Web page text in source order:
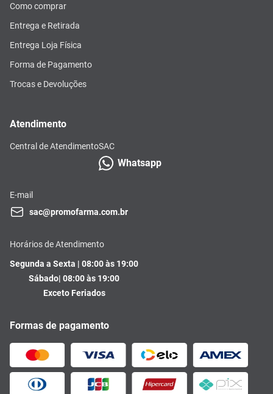
Como comprar
Entrega e Retirada
Entrega Loja Física
Forma de Pagamento
Trocas e Devoluções
Atendimento
Central de AtendimentoSAC
Whatsapp
E-mail
sac@promofarma.com.br
Horários de Atendimento
Segunda a Sexta | 08:00 às 19:00
Sábado| 08:00 às 19:00
Exceto Feriados
Formas de pagamento